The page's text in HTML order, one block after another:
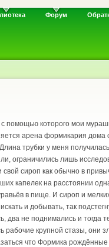
Форум
помощью которого мои
арена формикария
трубки у меня
ограничились лишь
свой сироп как обычно в
капелек на расстоянии
в пище. И сироп и
и добывать, так
два не поднимались и тогда
крупной стазы, они
что Формика